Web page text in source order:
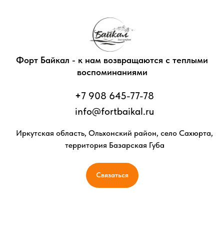
Форт Байкал - к нам возвращаются с теплыми
воспоминаниями
+7 908 645-77-78
info@fortbaikal.ru
Иркутская область, Ольхонский район, село Сахюрта,
территория Базарская Губа
Связаться